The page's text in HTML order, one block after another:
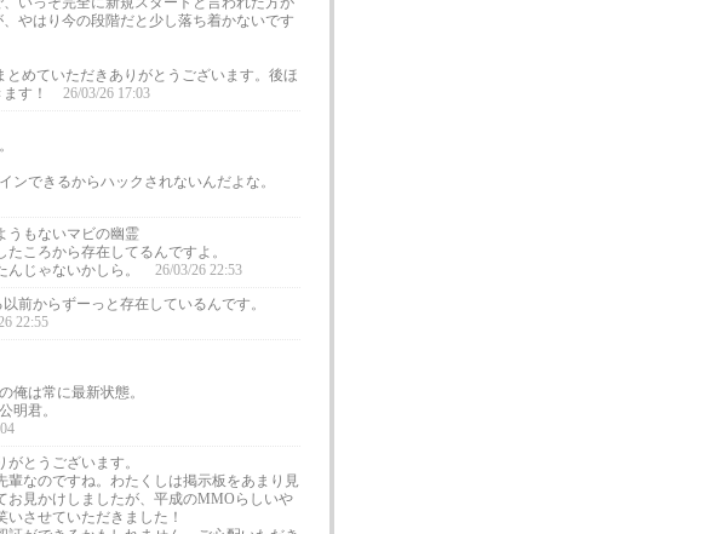
やはり今の段階だと少し落ち着かないです
とめていただきありがとうございます。後ほ
す！
26/03/26 17:03
ンできるからハックされないんだよな。
うもないマビの幽霊
ころから存在してるんですよ。
んじゃないかしら。
26/03/26 22:53
前からずーっと存在しているんです。
22:55
俺は常に最新状態。
明君。
とうございます。
輩なのですね。わたくしは掲示板をあまり見
お見かけしましたが、平成のMMOらしいや
いさせていただきました！